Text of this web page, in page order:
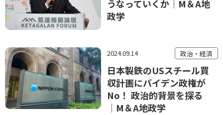
うなっていくか│M＆A地
政学
2024.09.14 政治・経済
日本製鉄のUSスチール買
収計画にバイデン政権が
No！ 政治的背景を探る
│M＆A地政学